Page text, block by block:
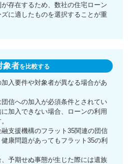
存在するため、数社の住宅ローン
に適したものを選択することが重
象者を比較する
入要件や対象者が異なる場合があ
信への加入が必須条件とされてい
加入できない場合、ローンの利用
支援機構のフラット35関連の団信
康問題があってもフラット35の利
予期せぬ事態が生じた際には遺族